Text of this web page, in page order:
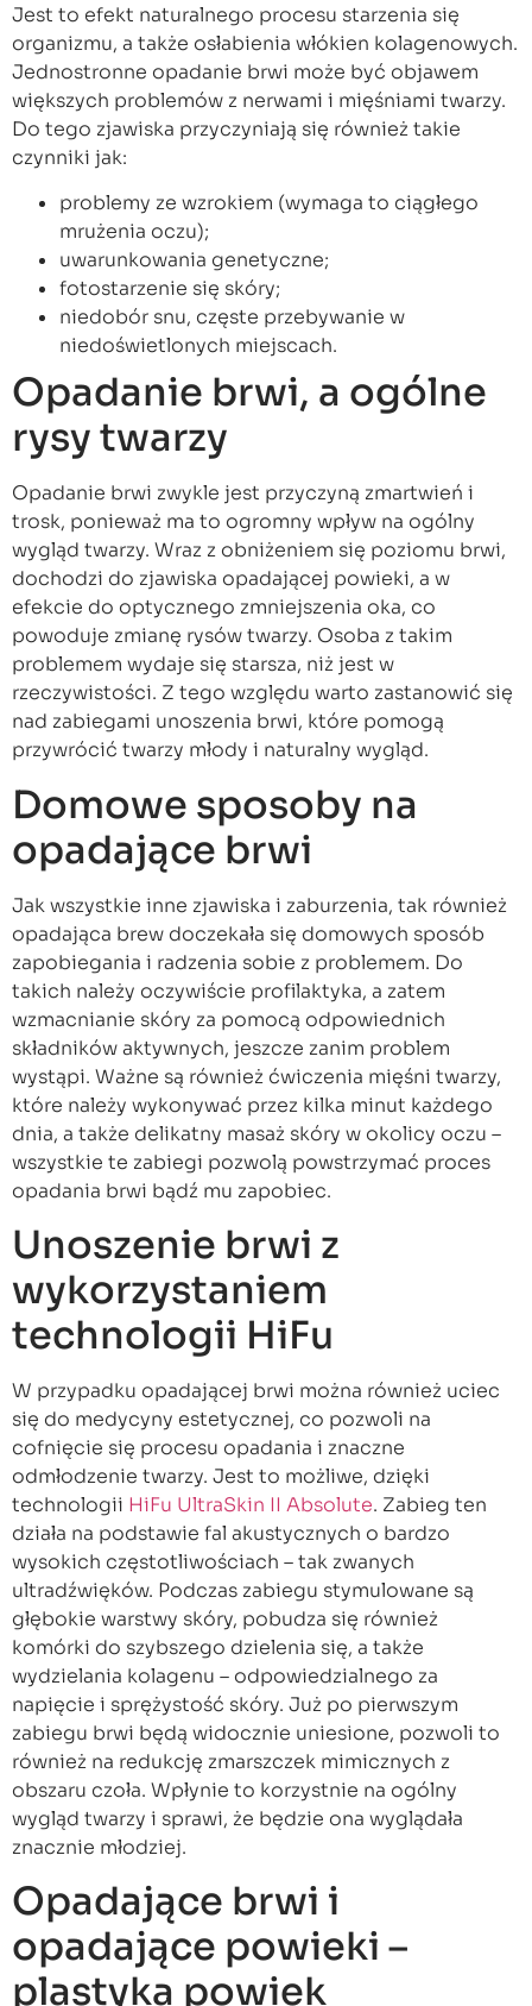
Jest to efekt naturalnego procesu starzenia się
organizmu, a także osłabienia włókien kolagenowych.
Jednostronne opadanie brwi może być objawem
większych problemów z nerwami i mięśniami twarzy.
Do tego zjawiska przyczyniają się również takie
czynniki jak:
problemy ze wzrokiem (wymaga to ciągłego
mrużenia oczu);
uwarunkowania genetyczne;
fotostarzenie się skóry;
niedobór snu, częste przebywanie w
niedoświetlonych miejscach.
Opadanie brwi, a ogólne
rysy twarzy
Opadanie brwi zwykle jest przyczyną zmartwień i
trosk, ponieważ ma to ogromny wpływ na ogólny
wygląd twarzy. Wraz z obniżeniem się poziomu brwi,
dochodzi do zjawiska opadającej powieki, a w
efekcie do optycznego zmniejszenia oka, co
powoduje zmianę rysów twarzy. Osoba z takim
problemem wydaje się starsza, niż jest w
rzeczywistości. Z tego względu warto zastanowić się
nad zabiegami unoszenia brwi, które pomogą
przywrócić twarzy młody i naturalny wygląd.
Domowe sposoby na
opadające brwi
Jak wszystkie inne zjawiska i zaburzenia, tak również
opadająca brew doczekała się domowych sposób
zapobiegania i radzenia sobie z problemem. Do
takich należy oczywiście profilaktyka, a zatem
wzmacnianie skóry za pomocą odpowiednich
składników aktywnych, jeszcze zanim problem
wystąpi. Ważne są również ćwiczenia mięśni twarzy,
które należy wykonywać przez kilka minut każdego
dnia, a także delikatny masaż skóry w okolicy oczu –
wszystkie te zabiegi pozwolą powstrzymać proces
opadania brwi bądź mu zapobiec.
Unoszenie brwi z
wykorzystaniem
technologii HiFu
W przypadku opadającej brwi można również uciec
się do medycyny estetycznej, co pozwoli na
cofnięcie się procesu opadania i znaczne
odmłodzenie twarzy. Jest to możliwe, dzięki
technologii HiFu UltraSkin II Absolute. Zabieg ten
działa na podstawie fal akustycznych o bardzo
wysokich częstotliwościach – tak zwanych
ultradźwięków. Podczas zabiegu stymulowane są
głębokie warstwy skóry, pobudza się również
komórki do szybszego dzielenia się, a także
wydzielania kolagenu – odpowiedzialnego za
napięcie i sprężystość skóry. Już po pierwszym
zabiegu brwi będą widocznie uniesione, pozwoli to
również na redukcję zmarszczek mimicznych z
obszaru czoła. Wpłynie to korzystnie na ogólny
wygląd twarzy i sprawi, że będzie ona wyglądała
znacznie młodziej.
Opadające brwi i
opadające powieki –
plastyka powiek